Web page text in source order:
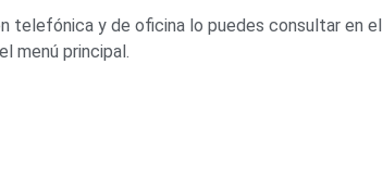
telefónica y de oficina lo puedes consultar en el
menú principal.